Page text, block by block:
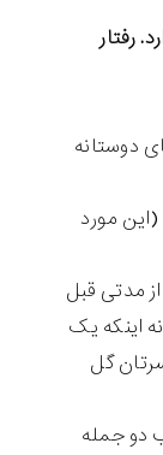
رفتار
دوستانه
مورد
مدتی قبل
اینکه یک
گل
دو جمله